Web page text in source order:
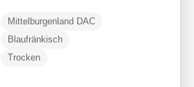
Reserve
Mittelburgenland DAC
Blaufränkisch
Trocken